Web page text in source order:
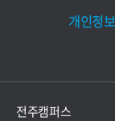
개인정
전주캠퍼스